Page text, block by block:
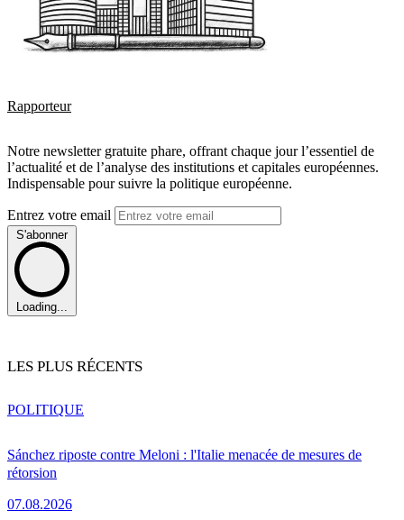
Rapporteur
Notre newsletter gratuite phare, offrant chaque jour l’essentiel de
l’actualité et de l’analyse des institutions et capitales européennes.
Indispensable pour suivre la politique européenne.
Entrez votre email
S'abonner
Loading...
LES PLUS RÉCENTS
Sánchez riposte contre Meloni : l'Italie menacée de mesures de
rétorsion
07.08.2026
POLITIQUE